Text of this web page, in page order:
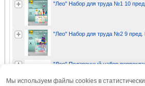
"Лео" Набор для труда №1 10
"Лео" Набор для труда №2 9 пред.
"Лео" Подарочный набор
Мы используем файлы cookies в